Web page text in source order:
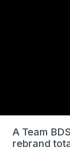
A Team
rebrand